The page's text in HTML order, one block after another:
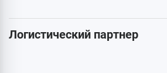
Логистический партнер